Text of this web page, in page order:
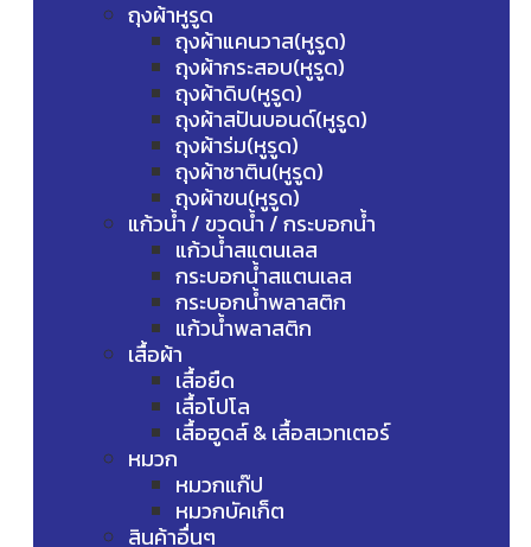
ถุงผ้าหูรูด
ถุงผ้าแคนวาส(หูรูด)
ถุงผ้ากระสอบ(หูรูด)
ถุงผ้าดิบ(หูรูด)
ถุงผ้าสปันบอนด์(หูรูด)
ถุงผ้าร่ม(หูรูด)
ถุงผ้าซาติน(หูรูด)
ถุงผ้าขน(หูรูด)
แก้วน้ำ / ขวดน้ำ / กระบอกน้ำ
แก้วน้ำสแตนเลส
กระบอกน้ำสแตนเลส
กระบอกน้ำพลาสติก
แก้วน้ำพลาสติก
เสื้อผ้า
เสื้อยืด
เสื้อโปโล
เสื้อฮูดส์ & เสื้อสเวทเตอร์
หมวก
หมวกแก๊ป
หมวกบัคเก็ต
สินค้าอื่นๆ